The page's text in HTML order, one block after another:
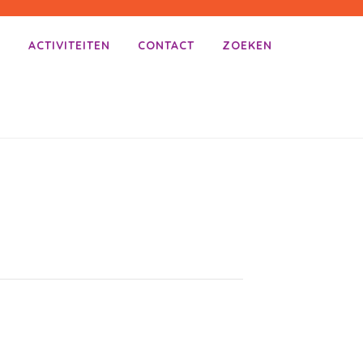
ACTIVITEITEN CONTACT ZOEKEN